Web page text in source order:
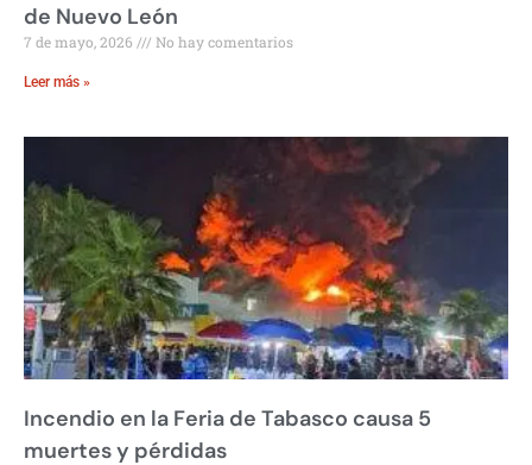
de Nuevo León
7 de mayo, 2026 No hay comentarios
Leer más »
Incendio en la Feria de Tabasco causa 5
muertes y pérdidas